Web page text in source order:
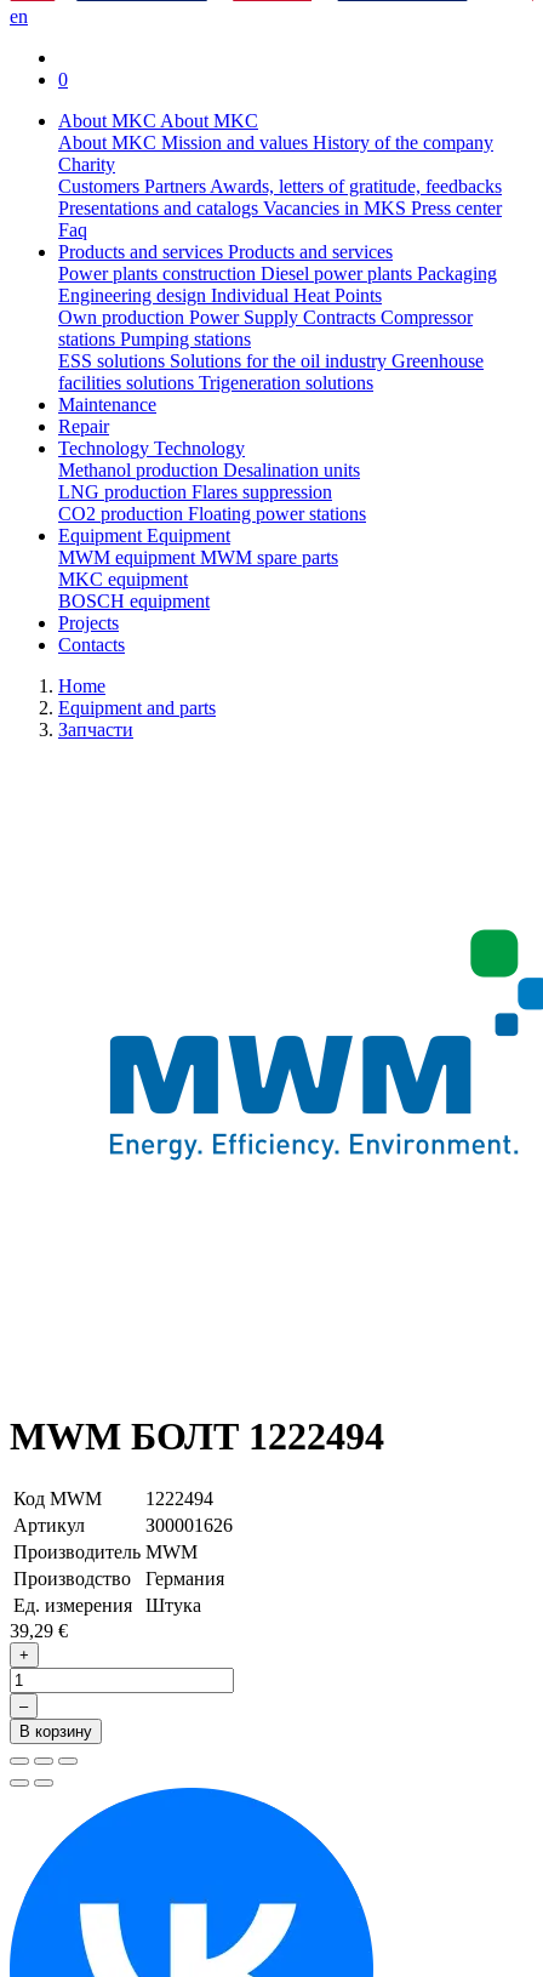
en
0
About MKC About MKC
About MKC Mission and values History of the company
Charity
Customers PartnersAwards, letters of gratitude, feedbacks
Presentations and catalogs Vacancies in MKS Press center
Faq
Products and services Products and services
Power plants construction Diesel power plants Packaging
Engineering design Individual Heat Points
Own production Power Supply Contracts Compressor
stations Pumping stations
ESS solutions Solutions for the oil industry Greenhouse
facilities solutions Trigeneration solutions
Maintenance
Repair
Technology Technology
Methanol production Desalination units
LNG production Flares suppression
СО2 production Floating power stations
EquipmentEquipment
MWM equipmentMWM spare parts
MKC equipment
BOSCH equipment
Projects
Contacts
Home
Equipment and parts
Запчасти
MWM БОЛТ 1222494
Код MWM
1222494
Артикул
З00001626
Производитель MWM
Производство
Германия
Ед. измерения
Штука
39,29 €
+
–
В корзину